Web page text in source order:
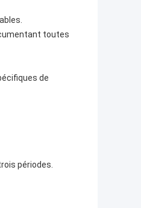
toutes
de
périodes.